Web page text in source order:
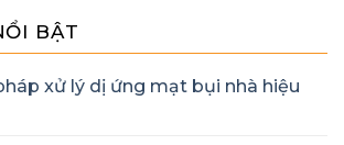
BẬT
xử lý dị ứng mạt bụi nhà hiệu